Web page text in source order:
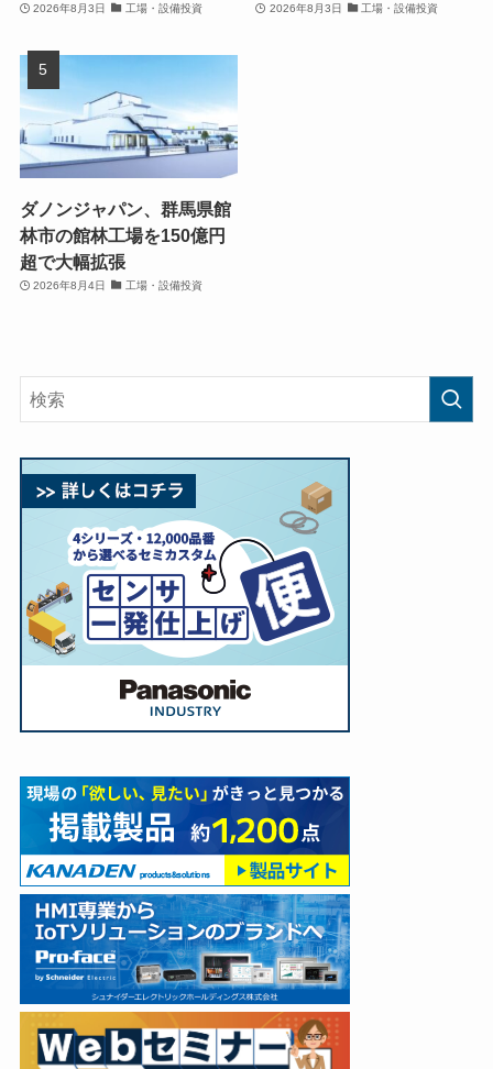
2026年8月3日 工場・設備投資 2026年8月3日 工場・設備投資
ダノンジャパン、群馬県館
林市の館林工場を150億円
超で大幅拡張
2026年8月4日 工場・設備投資